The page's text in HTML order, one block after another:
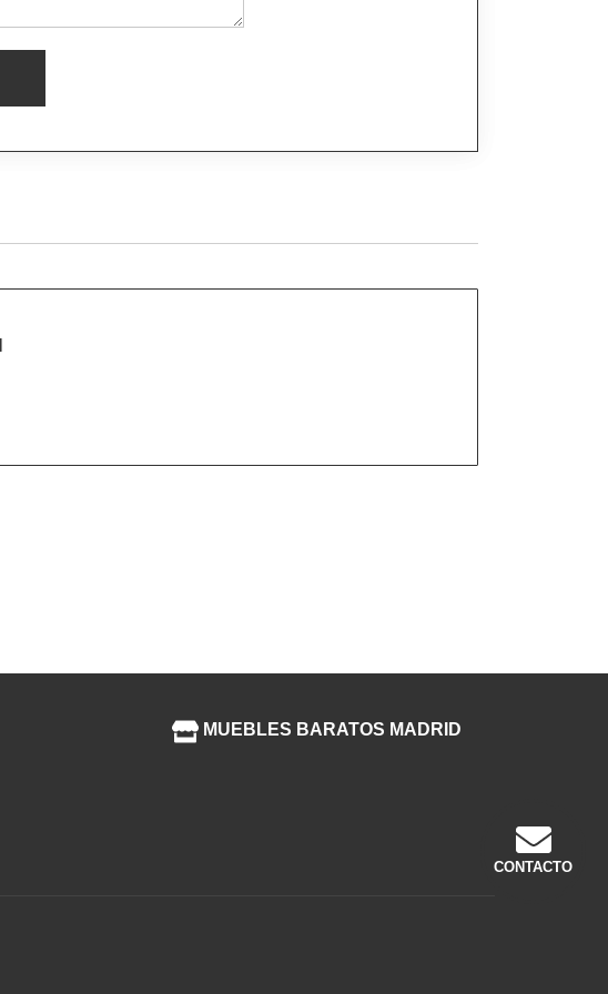
CONTACTO
MUEBLES BARATOS MADRID